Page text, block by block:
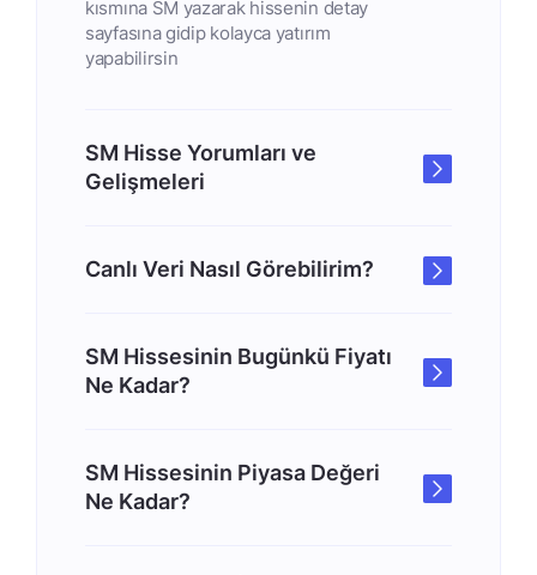
kısmına SM yazarak hissenin detay
sayfasına gidip kolayca yatırım
yapabilirsin
SM Hisse Yorumları ve
Gelişmeleri
Canlı Veri Nasıl Görebilirim?
SM Hissesinin Bugünkü Fiyatı
Ne Kadar?
SM Hissesinin Piyasa Değeri
Ne Kadar?